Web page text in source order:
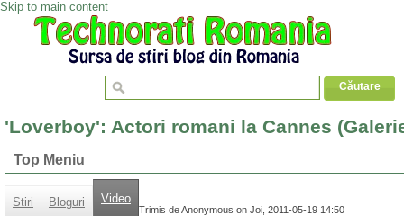
Skip to main content
'Loverboy': Actori romani la Cannes
Top Meniu
Stiri Bloguri Video
Trimis de Anonymous on Joi, 2011-05-19 14:50